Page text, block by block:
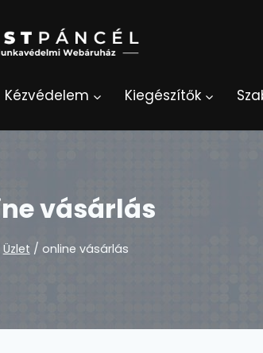
Kézvédelem Kiegészítők
vásárlás
Üzlet / online vásárlás